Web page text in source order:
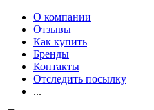
О компании
Отзывы
Как купить
Бренды
Контакты
Отследить посылку
...